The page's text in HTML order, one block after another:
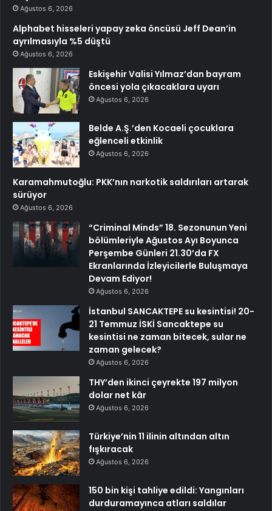
Ağustos 6, 2026
Alphabet hisseleri yapay zeka öncüsü Jeff Dean’in
ayrılmasıyla %5 düştü
Ağustos 6, 2026
Eskişehir Valisi Yılmaz’dan bayram
öncesi yola çıkacaklara uyarı
Ağustos 6, 2026
Belde A.Ş.’den Kocaeli çocuklara
eğlenceli etkinlik
Ağustos 6, 2026
Karamahmutoğlu: PKK’nın narkotik saldırıları artarak
sürüyor
Ağustos 6, 2026
“Criminal Minds” 18. Sezonunun Yeni
bölümleriyle Ağustos Ayı Boyunca
Perşembe Günleri 21.30’da FX
Ekranlarında İzleyicilerle Buluşmaya
Devam Ediyor!
Ağustos 6, 2026
İstanbul SANCAKTEPE su kesintisi! 20-
21 Temmuz İSKİ Sancaktepe su
kesintisi ne zaman bitecek, sular ne
zaman gelecek?
Ağustos 6, 2026
THY’den ikinci çeyrekte 197 milyon
dolar net kâr
Ağustos 6, 2026
Türkiye’nin 11 ilinin altından altın
fışkıracak
Ağustos 6, 2026
150 bin kişi tahliye edildi: Yangınları
durduramayınca atları saldılar